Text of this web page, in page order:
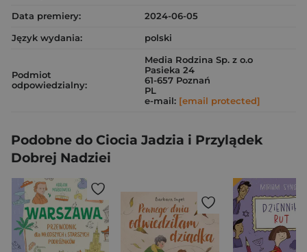
Data premiery:
2024-06-05
Język wydania:
polski
Podmiot
odpowiedzialny:
Media Rodzina Sp. z o.o
Pasieka 24
61-657 Poznań
PL
e-mail: [email protected]
Podobne do Ciocia Jadzia i Przylądek
Dobrej Nadziei